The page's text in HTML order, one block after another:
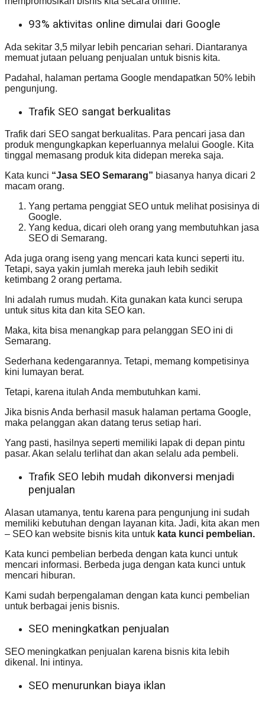
93% aktivitas online dimulai dari Google
Ada sekitar 3,5 milyar lebih pencarian sehari. Diantaranya
memuat jutaan peluang penjualan untuk bisnis kita.
Padahal, halaman pertama Google mendapatkan 50% lebih
pengunjung.
Trafik SEO sangat berkualitas
Trafik dari SEO sangat berkualitas. Para pencari jasa dan
produk mengungkapkan keperluannya melalui Google. Kita
tinggal memasang produk kita didepan mereka saja.
Kata kunci “Jasa SEO Semarang” biasanya hanya dicari 2
macam orang.
Yang pertama penggiat SEO untuk melihat posisinya di
Google.
Yang kedua, dicari oleh orang yang membutuhkan jasa
SEO di Semarang.
Ada juga orang iseng yang mencari kata kunci seperti itu.
Tetapi, saya yakin jumlah mereka jauh lebih sedikit
ketimbang 2 orang pertama.
Ini adalah rumus mudah. Kita gunakan kata kunci serupa
untuk situs kita dan kita SEO kan.
Maka, kita bisa menangkap para pelanggan SEO ini di
Semarang.
Sederhana kedengarannya. Tetapi, memang kompetisinya
kini lumayan berat.
Tetapi, karena itulah Anda membutuhkan kami.
Jika bisnis Anda berhasil masuk halaman pertama Google,
maka pelanggan akan datang terus setiap hari.
Yang pasti, hasilnya seperti memiliki lapak di depan pintu
pasar. Akan selalu terlihat dan akan selalu ada pembeli.
Trafik SEO lebih mudah dikonversi menjadi
penjualan
Alasan utamanya, tentu karena para pengunjung ini sudah
memiliki kebutuhan dengan layanan kita. Jadi, kita akan men
– SEO kan website bisnis kita untuk kata kunci pembelian.
Kata kunci pembelian berbeda dengan kata kunci untuk
mencari informasi. Berbeda juga dengan kata kunci untuk
mencari hiburan.
Kami sudah berpengalaman dengan kata kunci pembelian
untuk berbagai jenis bisnis.
SEO meningkatkan penjualan
SEO meningkatkan penjualan karena bisnis kita lebih
dikenal. Ini intinya.
SEO menurunkan biaya iklan